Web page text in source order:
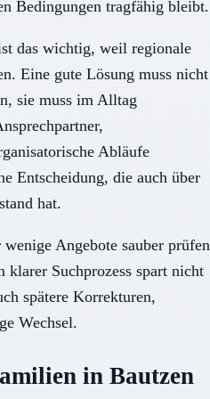
Bedingungen tragfähig bleibt.
das wichtig, weil regionale
Eine gute Lösung muss nicht
sie muss im Alltag
Abläufe
Entscheidung, die auch über
hat.
Angebote sauber prüfen
Suchprozess spart nicht
spätere Korrekturen,
Wechsel.
in Bautzen